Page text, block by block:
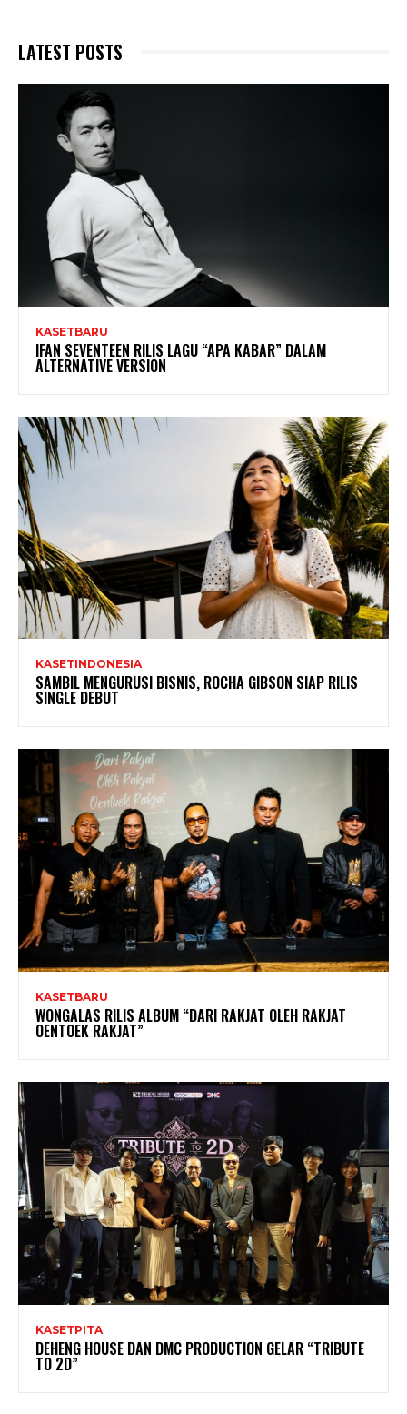
LATEST POSTS
KASETBARU
IFAN SEVENTEEN RILIS LAGU “APA KABAR” DALAM
ALTERNATIVE VERSION
KASETINDONESIA
SAMBIL MENGURUSI BISNIS, ROCHA GIBSON SIAP RILIS
SINGLE DEBUT
KASETBARU
WONGALAS RILIS ALBUM “DARI RAKJAT OLEH RAKJAT
OENTOEK RAKJAT”
KASETPITA
DEHENG HOUSE DAN DMC PRODUCTION GELAR “TRIBUTE
TO 2D”